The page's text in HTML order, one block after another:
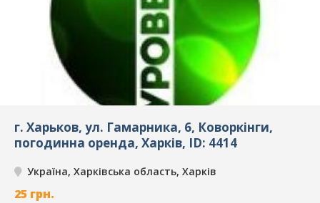
г. Харьков, ул. Гамарника, 6, Коворкінги,
погодинна оренда, Харків, ID: 4414
Україна, Харківська область, Харків
25 грн.